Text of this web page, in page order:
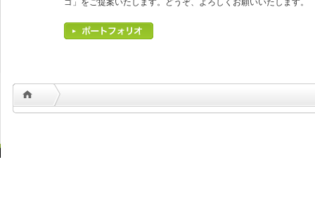
ゴ」をご提案いたします。どうぞ、よろしくお願いいたします。